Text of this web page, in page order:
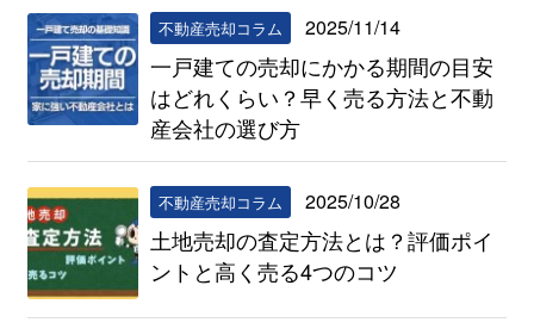
不動産売却コラム 2025/11/14
一戸建ての売却にかかる期間の目安
はどれくらい？早く売る方法と不動
産会社の選び方
不動産売却コラム 2025/10/28
土地売却の査定方法とは？評価ポイ
ントと高く売る4つのコツ